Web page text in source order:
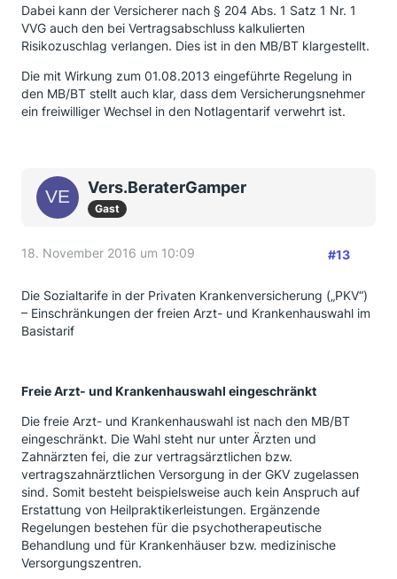
Dabei kann der Versicherer nach § 204 Abs. 1 Satz 1 Nr. 1
VVG auch den bei Vertragsabschluss kalkulierten
Risikozuschlag verlangen. Dies ist in den MB/BT klargestellt.
Die mit Wirkung zum 01.08.2013 eingeführte Regelung in
den MB/BT stellt auch klar, dass dem Versicherungsnehmer
ein freiwilliger Wechsel in den Notlagentarif verwehrt ist.
Vers.BeraterGamper
Gast
18. November 2016 um 10:09 #13
Die Sozialtarife in der Privaten Krankenversicherung („PKV“)
– Einschränkungen der freien Arzt- und Krankenhauswahl im
Basistarif
Freie Arzt- und Krankenhauswahl eingeschränkt
Die freie Arzt- und Krankenhauswahl ist nach den MB/BT
eingeschränkt. Die Wahl steht nur unter Ärzten und
Zahnärzten fei, die zur vertragsärztlichen bzw.
vertragszahnärztlichen Versorgung in der GKV zugelassen
sind. Somit besteht beispielsweise auch kein Anspruch auf
Erstattung von Heilpraktikerleistungen. Ergänzende
Regelungen bestehen für die psychotherapeutische
Behandlung und für Krankenhäuser bzw. medizinische
Versorgungszentren.